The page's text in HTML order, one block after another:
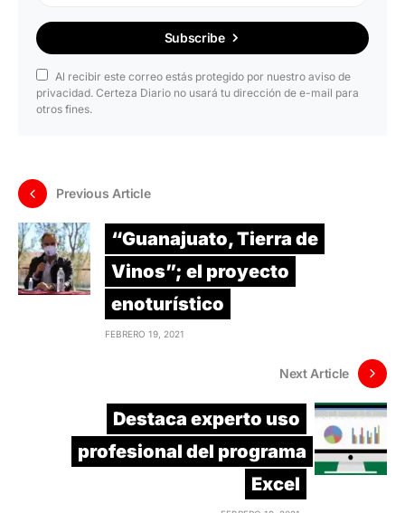
Subscribe
Al recibir este correo estás protegido por nuestro aviso de
privacidad. Certeza Diario no usará tu dirección de e-mail para
otros fines.
Previous Article
“Guanajuato, Tierra de
Vinos”; el proyecto
enoturístico
FEBRERO 19, 2021
Next Article
Destaca experto uso
profesional del programa
Excel